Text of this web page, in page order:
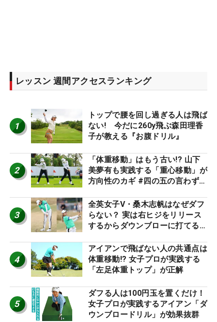
レッスン 週間アクセスランキング
1
トップで腰を回し過ぎる人は飛ば
ない! 今だに260y飛ぶ森田理香
子が教える『お腹ドリル』
2
「体重移動」はもう古い!? 山下
美夢有も実践する「重心移動」が
方向性のカギ #四の五の言わず振
3
全英女子V・桑木志帆はなぜダフ
らない？ 実は右ヒジをリリース
するからダウンブローに打てる #
4
アイアンで飛ばない人の共通点は
体重移動!? 女子プロが実践する
「左足体重トップ」が正解
5
ダフる人は100円玉を置くだけ！
女子プロが実践するアイアン「ダ
ウンブロードリル」が効果抜群